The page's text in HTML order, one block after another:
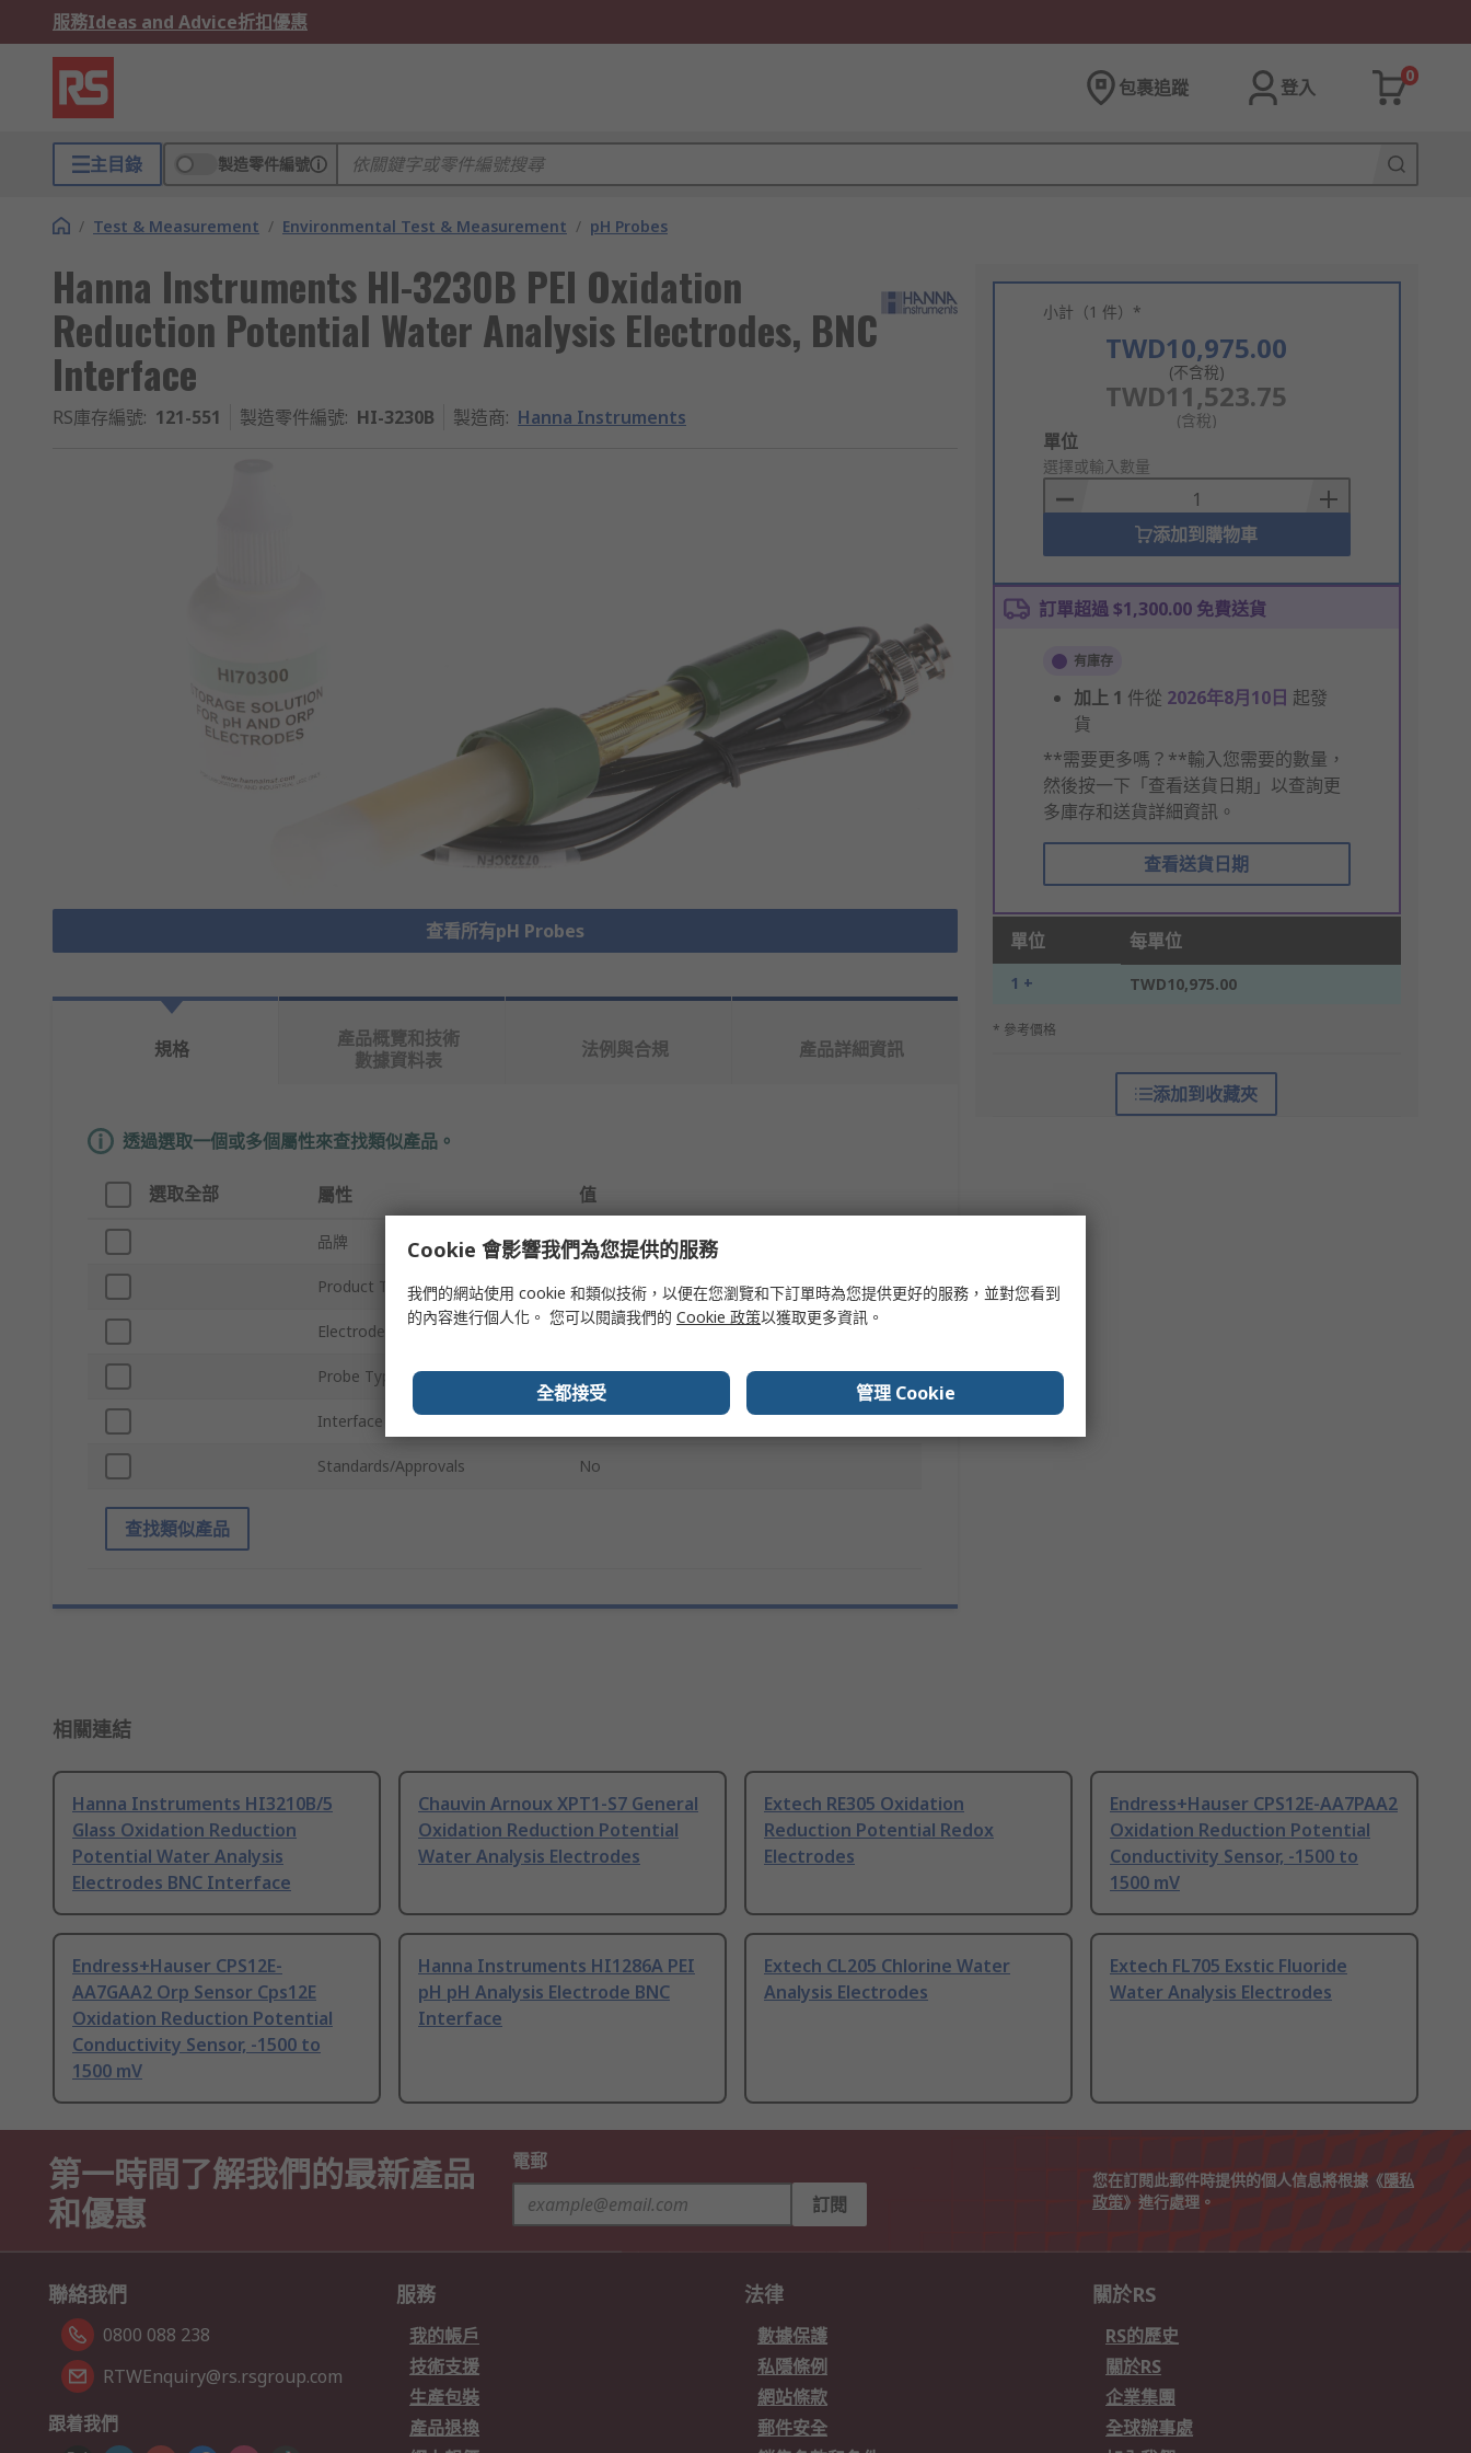
服務Ideas and Advice折扣優惠
包裹追蹤 登入
0
主目錄 製造零件編號
/ Test & Measurement / Environmental Test & Measurement / pH Probes
Hanna Instruments HI-3230B PEI Oxidation
Reduction Potential Water Analysis Electrodes, BNC
Interface
RS庫存編號: 121-551 製造零件編號: HI-3230B 製造商: Hanna Instruments
查看所有pH Probes
小計（1 件）*
TWD10,975.00
(不含稅)
TWD11,523.75
(含稅)
Add
to
Basket
單位
選擇或輸入數量
添加到購物車
訂單超過 $1,300.00 免費送貨
有庫存
加上 1 件從 2026年8月10日 起發
貨
**需要更多嗎？**輸入您需要的數量，
然後按一下「查看送貨日期」以查詢更
多庫存和送貨詳細資訊。
查看送貨日期
單位 每單位
1 + TWD10,975.00
* 參考價格
添加到收藏夾
規格
產品概覽和技術
數據資料表
法例與合規 產品詳細資訊
透過選取一個或多個屬性來查找類似產品。
選取全部 屬性 值
品牌 Hanna Instruments
Product Type Water Analysis Electrodes
Electrode Type Oxidation Reduction Potential
Probe Type PEI
Interface Type BNC
Standards/Approvals No
查找類似產品
相關連結
Hanna Instruments HI3210B/5
Glass Oxidation Reduction
Potential Water Analysis
Electrodes BNC Interface
Chauvin Arnoux XPT1-S7 General
Oxidation Reduction Potential
Water Analysis Electrodes
Extech RE305 Oxidation
Reduction Potential Redox
Electrodes
Endress+Hauser CPS12E-AA7PAA2
Oxidation Reduction Potential
Conductivity Sensor, -1500 to
1500 mV
Endress+Hauser CPS12E-
AA7GAA2 Orp Sensor Cps12E
Oxidation Reduction Potential
Conductivity Sensor, -1500 to
1500 mV
Hanna Instruments HI1286A PEI
pH pH Analysis Electrode BNC
Interface
Extech CL205 Chlorine Water
Analysis Electrodes
Extech FL705 Exstic Fluoride
Water Analysis Electrodes
第一時間了解我們的最新產品
和優惠
電郵
訂閱
您在訂閱此郵件時提供的個人信息將根據《隱私
政策》進行處理。
聯絡我們
0800 088 238
RTWEnquiry@rs.rsgroup.com
跟着我們
服務
我的帳戶
技術支援
生產包裝
產品退換
法律
數據保護
私隱條例
網站條款
郵件安全
關於RS
RS的歷史
關於RS
企業集團
全球辦事處
Cookie 會影響我們為您提供的服務
我們的網站使用 cookie 和類似技術，以便在您瀏覽和下訂單時為您提供更好的服務，並對您看到
的內容進行個人化。 您可以閱讀我們的 Cookie 政策以獲取更多資訊。
全都接受 管理 Cookie